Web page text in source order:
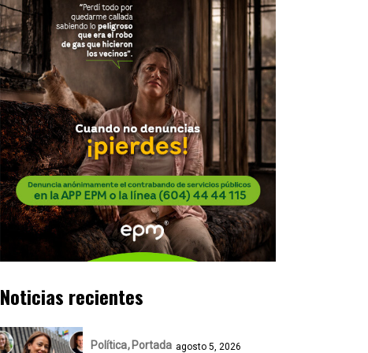
Noticias recientes
Política Portada agosto 5, 2026